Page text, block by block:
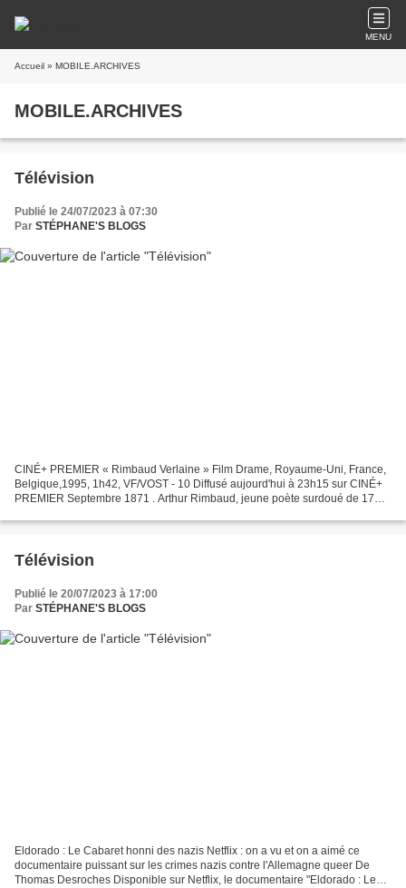
MENU
Accueil » MOBILE.ARCHIVES
MOBILE.ARCHIVES
Télévision
Publié le 24/07/2023 à 07:30
Par STÉPHANE'S BLOGS
CINÉ+ PREMIER « Rimbaud Verlaine » Film Drame, Royaume-Uni, France,
Belgique,1995, 1h42, VF/VOST - 10 Diffusé aujourd'hui à 23h15 sur CINÉ+
PREMIER Septembre 1871 . Arthur Rimbaud, jeune poète surdoué de 17
Télévision
Publié le 20/07/2023 à 17:00
Par STÉPHANE'S BLOGS
Eldorado : Le Cabaret honni des nazis Netflix : on a vu et on a aimé ce
documentaire puissant sur les crimes nazis contre l'Allemagne queer De
Thomas Desroches Disponible sur Netflix, le documentaire "Eldorado : Le